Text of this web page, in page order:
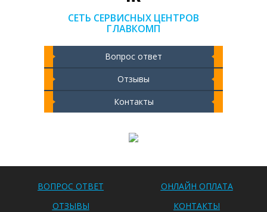
СЕТЬ СЕРВИСНЫХ ЦЕНТРОВ
ГЛАВКОМП
Вопрос ответ
Отзывы
Контакты
ВОПРОС ОТВЕТ
ОНЛАЙН ОПЛАТА
ОТЗЫВЫ
КОНТАКТЫ